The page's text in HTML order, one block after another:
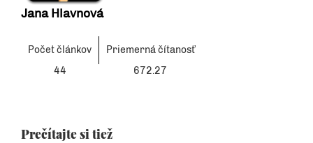
Jana Hlavnová
Počet článkov
Priemerná čítanosť
44
672.27
Prečítajte si tiež